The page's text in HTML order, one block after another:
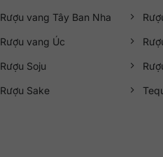
Rượu vang Tây Ban Nha
Rượu vang Úc
Rượu Soju
Rượu Sake